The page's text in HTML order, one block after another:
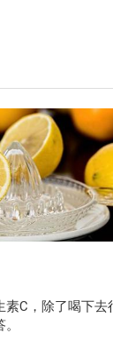
C，除了喝下